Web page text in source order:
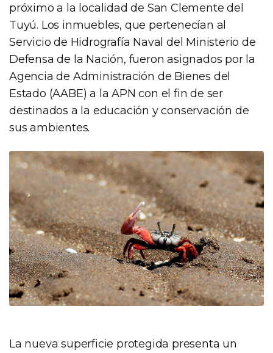
próximo a la localidad de San Clemente del
Tuyú. Los inmuebles, que pertenecían al
Servicio de Hidrografía Naval del Ministerio de
Defensa de la Nación, fueron asignados por la
Agencia de Administración de Bienes del
Estado (AABE) a la APN con el fin de ser
destinados a la educación y conservación de
sus ambientes.
La nueva superficie protegida presenta un